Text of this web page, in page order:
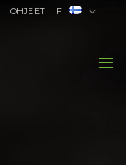
OHJEET FI